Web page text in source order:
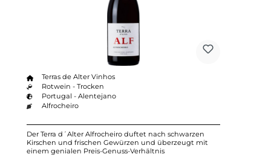
Terras de Alter Vinhos
Rotwein - Trocken
Portugal - Alentejano
Alfrocheiro
Der Terra d´Alter Alfrocheiro duftet nach schwarzen
Kirschen und frischen Gewürzen und überzeugt mit
einem genialen Preis-Genuss-Verhältnis